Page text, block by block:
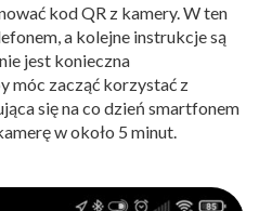
kod QR z kamery. W ten
a kolejne instrukcje są
jest konieczna
móc zacząć korzystać z
się na co dzień smartfonem
w około 5 minut.